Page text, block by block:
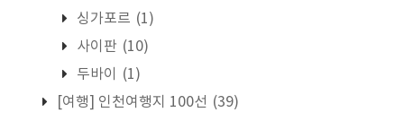
싱가포르 (1)
사이판 (10)
두바이
(1)
[여행] 인천여행지 100선 (39)